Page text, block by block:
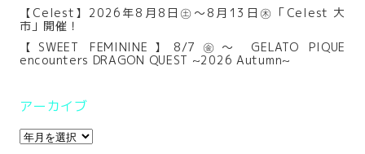
【Celest】2026年8月8日㊏～8月13日㊍「Celest 大
市」開催！
【SWEET FEMININE】8/7㊎～ GELATO PIQUE
encounters DRAGON QUEST ~2026 Autumn~
アーカイブ